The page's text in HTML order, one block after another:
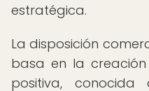
estratégica.
La disposición
basa en la
positiva,